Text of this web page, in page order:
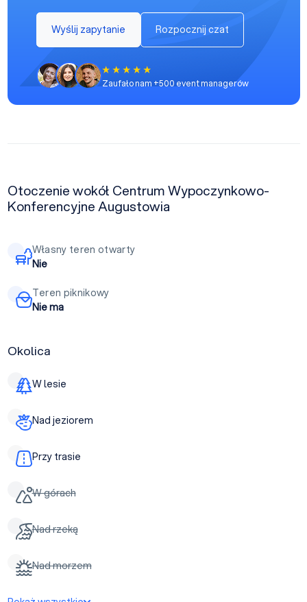
Wyślij zapytanie Rozpocznij czat
Zaufało nam +500 event managerów
Otoczenie wokół Centrum Wypoczynkowo-
Konferencyjne Augustowia
Własny teren otwarty
Nie
Teren piknikowy
Nie ma
Okolica
W lesie
Nad jeziorem
Przy trasie
W górach
Nad rzeką
Nad morzem